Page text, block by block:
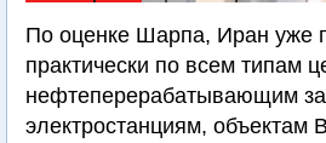
По оценке Шарпа, Иран уже
практически по всем типам
нефтеперерабатывающим
электростанциям,